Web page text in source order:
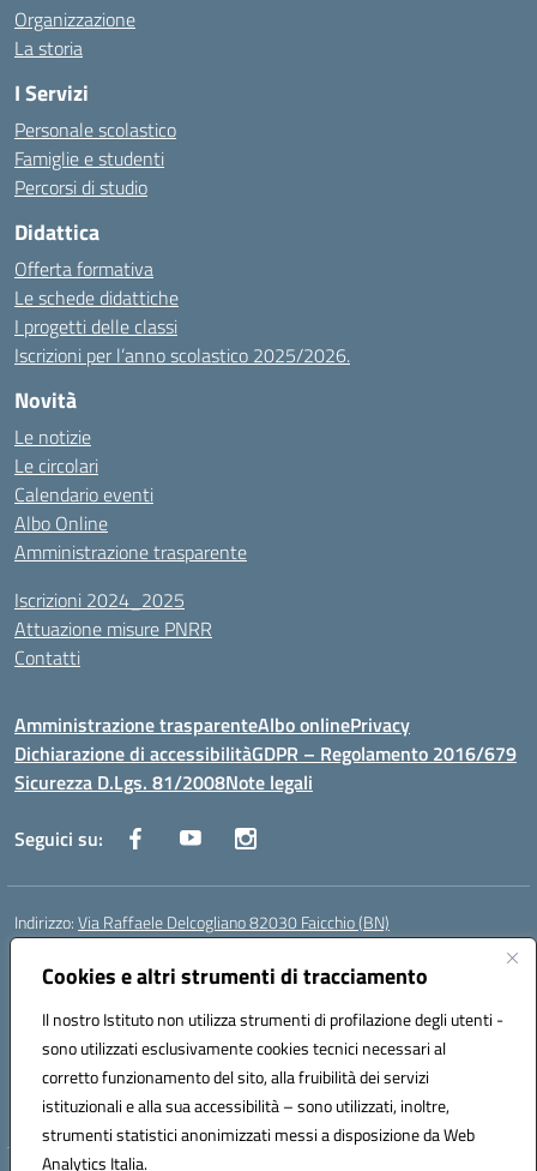
Cookies e altri strumenti di tracciamento
Il nostro Istituto non utilizza strumenti di profilazione degli utenti -
sono utilizzati esclusivamente cookies tecnici necessari al
corretto funzionamento del sito, alla fruibilità dei servizi
istituzionali e alla sua accessibilità – sono utilizzati, inoltre,
strumenti statistici anonimizzati messi a disposizione da Web
Analytics Italia.
Organizzazione
La storia
I Servizi
Personale scolastico
Famiglie e studenti
Percorsi di studio
Didattica
Offerta formativa
Le schede didattiche
I progetti delle classi
Iscrizioni per l’anno scolastico 2025/2026.
Novità
Le notizie
Le circolari
Calendario eventi
Albo Online
Amministrazione trasparente
Iscrizioni 2024_2025
Attuazione misure PNRR
Contatti
Amministrazione trasparenteAlbo onlinePrivacy
Dichiarazione di accessibilitàGDPR – Regolamento 2016/679
Sicurezza D.Lgs. 81/2008Note legali
Seguici su:
Indirizzo:Via Raffaele Delcogliano 82030 Faicchio (BN)
Centralino:
Posta elettronica certificata (PEC):bnis02300v@pec.istruzione.it
Codice fiscale: 90003320620
Codice meccanografico:BNIS02300V
Codice Indice delle Pubbliche Amministrazioni (IPA): istsc_bnis02300v
Codice unico di fatturazione (CUF): UFQEG8